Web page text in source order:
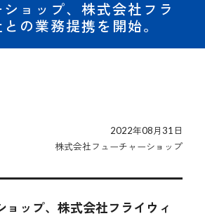
ョップ、株式会社フラ
の業務提携を開始。
2022年08月31日
株式会社フューチャーショップ
ョップ、株式会社フライウィ